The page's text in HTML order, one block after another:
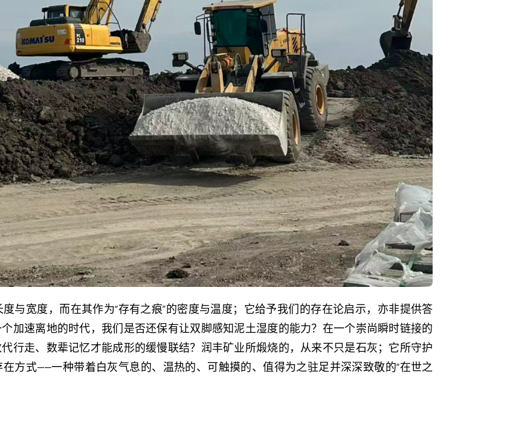
与宽度，而在其作为“存有之痕”的密度与温度；它给予我们的存在论启示，亦非提供答
加速离地的时代，我们是否还保有让双脚感知泥土湿度的能力？在一个崇尚瞬时链接的
行走、数辈记忆才能成形的缓慢联结？润丰矿业所煅烧的，从来不只是石灰；它所守护
方式——一种带着白灰气息的、温热的、可触摸的、值得为之驻足并深深致敬的“在世之